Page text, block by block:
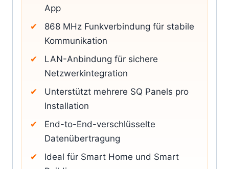
App
868 MHz Funkverbindung für stabile
Kommunikation
LAN-Anbindung für sichere
Netzwerkintegration
Unterstützt mehrere SQ Panels pro
Installation
End-to-End-verschlüsselte
Datenübertragung
Ideal für Smart Home und Smart